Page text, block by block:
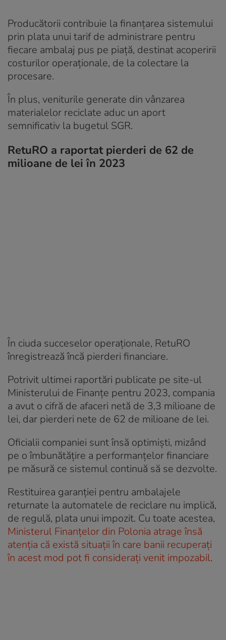
Producătorii contribuie la finanțarea sistemului
prin plata unui tarif de administrare pentru
fiecare ambalaj pus pe piață, destinat acoperirii
costurilor operaționale, de la colectare la
procesare.
În plus, veniturile generate din vânzarea
materialelor reciclate aduc un aport
semnificativ la bugetul SGR.
RetuRO a raportat pierderi de 62 de
milioane de lei în 2023
În ciuda succeselor operaționale, RetuRO
înregistrează încă pierderi financiare.
Potrivit ultimei raportări publicate pe site-ul
Ministerului de Finanțe pentru 2023, compania
a avut o cifră de afaceri netă de 3,3 milioane de
lei, dar pierderi nete de 62 de milioane de lei.
Oficialii companiei sunt însă optimiști, mizând
pe o îmbunătățire a performanțelor financiare
pe măsură ce sistemul continuă să se dezvolte.
Restituirea garanției pentru ambalajele
returnate la automatele de reciclare nu implică,
de regulă, plata unui impozit. Cu toate acestea,
Ministerul Finanțelor din Polonia atrage însă
atenția că există situații în care banii recuperați
în acest mod pot fi considerați venit impozabil.